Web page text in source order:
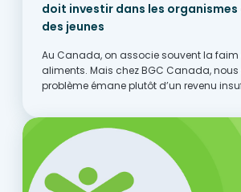
doit investir dans les organismes
des jeunes
Au Canada, on associe souvent la faim
aliments. Mais chez BGC Canada,
problème émane plutôt d’un revenu
communautaire. Partout au pays, les...